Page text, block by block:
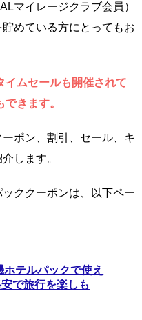
マイレージクラブ会員）
めている方にとってもお
イムセールも開催されて
きます。
ポン、割引、セール、キ
します。
ククーポンは、以下ペー
ホテルパックで使え
で旅行を楽しも